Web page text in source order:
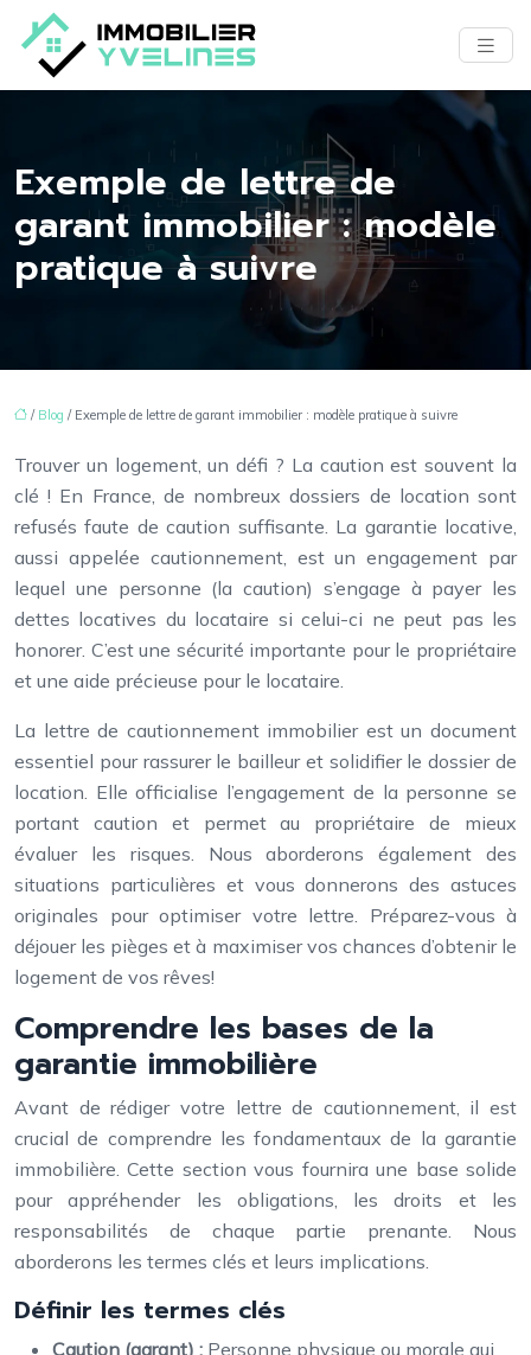
Exemple de lettre de
garant immobilier : modèle
pratique à suivre
/ Blog / Exemple de lettre de garant immobilier : modèle pratique à suivre
Trouver un logement, un défi ? La caution est souvent la
clé ! En France, de nombreux dossiers de location sont
refusés faute de caution suffisante. La garantie locative,
aussi appelée cautionnement, est un engagement par
lequel une personne (la caution) s’engage à payer les
dettes locatives du locataire si celui-ci ne peut pas les
honorer. C’est une sécurité importante pour le propriétaire
et une aide précieuse pour le locataire.
La lettre de cautionnement immobilier est un document
essentiel pour rassurer le bailleur et solidifier le dossier de
location. Elle officialise l’engagement de la personne se
portant caution et permet au propriétaire de mieux
évaluer les risques. Nous aborderons également des
situations particulières et vous donnerons des astuces
originales pour optimiser votre lettre. Préparez-vous à
déjouer les pièges et à maximiser vos chances d’obtenir le
logement de vos rêves!
Comprendre les bases de la
garantie immobilière
Avant de rédiger votre lettre de cautionnement, il est
crucial de comprendre les fondamentaux de la garantie
immobilière. Cette section vous fournira une base solide
pour appréhender les obligations, les droits et les
responsabilités de chaque partie prenante. Nous
aborderons les termes clés et leurs implications.
Définir les termes clés
Caution (garant) : Personne physique ou morale qui